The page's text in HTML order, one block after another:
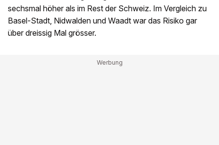
sechsmal höher als im Rest der Schweiz. Im Vergleich zu
Basel-Stadt, Nidwalden und Waadt war das Risiko gar
über dreissig Mal grösser.